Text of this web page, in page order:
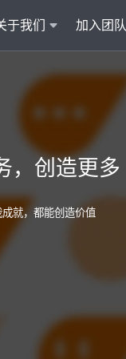
于我们 加入团队
化
图文
，创造更多
就，都能创造价值